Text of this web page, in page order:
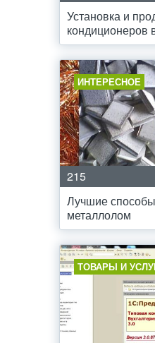
Установка и
кондиционеров
ИНТЕРЕСНОЕ
215
Лучшие
металлолом
ТОВАРЫ И